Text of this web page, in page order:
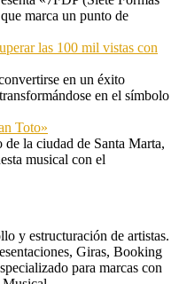
marca un punto de
las 100 mil vistas con
en un éxito
en el símbolo
Toto»
la ciudad de Santa Marta,
musical con el
y estructuración de artistas.
Giras, Booking
para marcas con